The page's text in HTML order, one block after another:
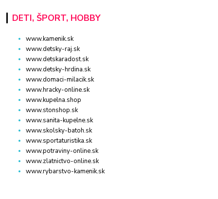
DETI, ŠPORT, HOBBY
www.kamenik.sk
www.detsky-raj.sk
www.detskaradost.sk
www.detsky-hrdina.sk
www.domaci-milacik.sk
www.hracky-online.sk
www.kupelna.shop
www.stonshop.sk
www.sanita-kupelne.sk
www.skolsky-batoh.sk
www.sportaturistika.sk
www.potraviny-online.sk
www.zlatnictvo-online.sk
www.rybarstvo-kamenik.sk